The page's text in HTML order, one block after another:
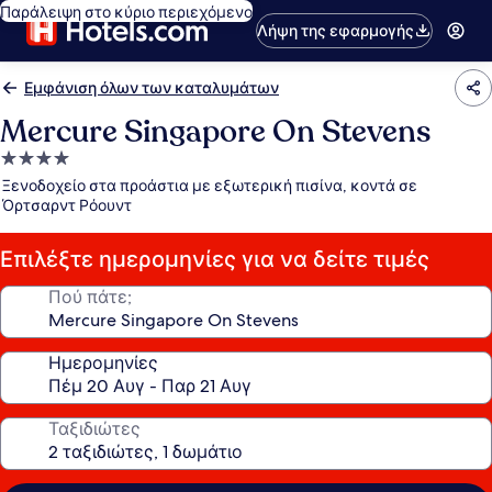
Παράλειψη στο κύριο περιεχόμενο
Λήψη της εφαρμογής
Εμφάνιση όλων των καταλυμάτων
Mercure Singapore On Stevens
Κατάλυμα
με
4.0
αστέρια
Ξενοδοχείο στα προάστια με εξωτερική πισίνα, κοντά σε
Όρτσαρντ Ρόουντ
Επιλέξτε ημερομηνίες για να δείτε τιμές
Πού πάτε;
Ημερομηνίες
Ταξιδιώτες